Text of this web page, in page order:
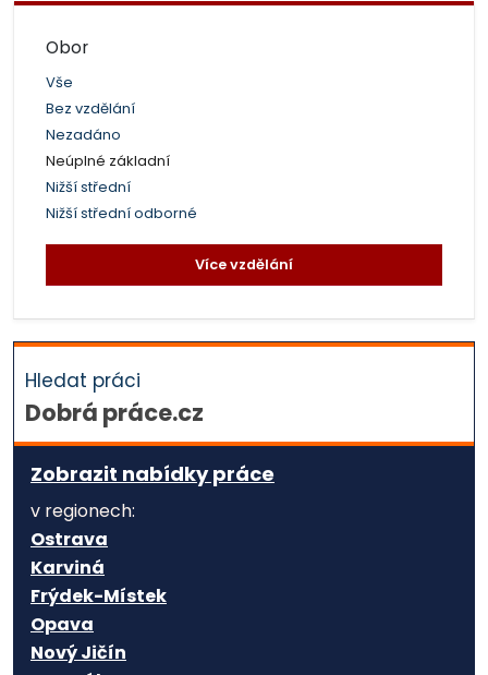
Obor
Vše
Bez vzdělání
Nezadáno
Neúplné základní
Nižší střední
Nižší střední odborné
Více vzdělání
Hledat práci
Dobrá práce.cz
Zobrazit nabídky práce
v regionech:
Ostrava
Karviná
Frýdek-Místek
Opava
Nový Jičín